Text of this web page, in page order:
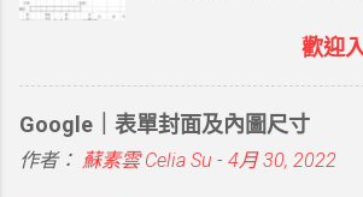
用說太多，因為若你
平常對話中了解，並主
出來的網址也滿足
聯，所以要有點陣式印
EXC...
說明太長 ） １.第四
格A11-A375 (106/1/1-
個人到職日前一日作格
讀： 使用表單索取檔
雖然用的次數不多 但
用 也是不錯吧 費了一
歡迎
Google｜表單封面及內圖尺寸
作者： 蘇素雲 Celia Su - 4月 30, 2022